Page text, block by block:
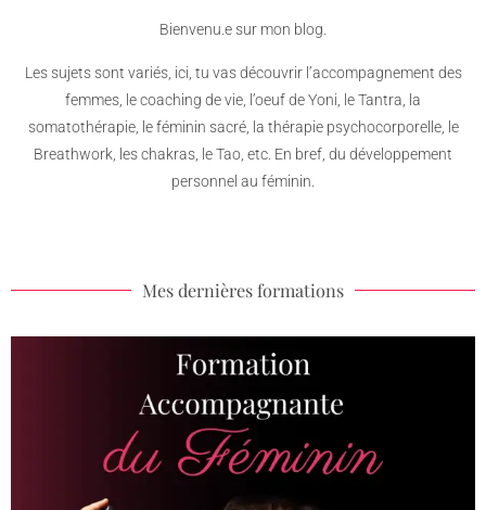
Bienvenu.e sur mon blog.
Les sujets sont variés, ici, tu vas découvrir l’accompagnement des
femmes, le coaching de vie, l’oeuf de Yoni, le Tantra, la
somatothérapie, le féminin sacré, la thérapie psychocorporelle, le
Breathwork, les chakras, le Tao, etc. En bref, du développement
personnel au féminin.
Mes dernières formations